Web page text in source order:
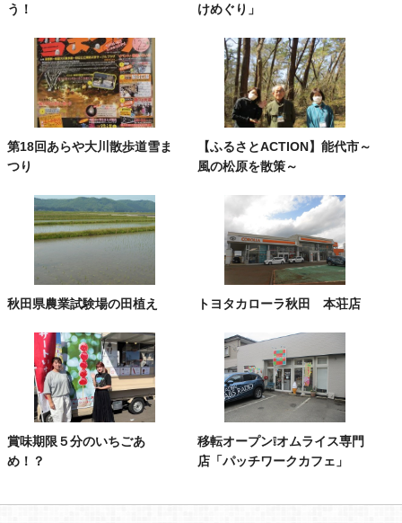
う！
けめぐり」
第18回あらや大川散歩道雪ま
つり
【ふるさとACTION】能代市～
風の松原を散策～
秋田県農業試験場の田植え トヨタカローラ秋田 本荘店
賞味期限５分のいちごあ
め！？
移転オープン❕オムライス専門
店「パッチワークカフェ」